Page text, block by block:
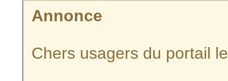
Annonce
Chers usagers du portail